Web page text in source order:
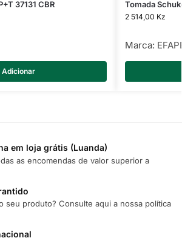
37131 CBR
Adicionar
Tomada
2 514,00 Kz
Marca:
em loja grátis (Luanda)
as encomendas de valor superior a
seu produto? Consulte aqui a nossa política